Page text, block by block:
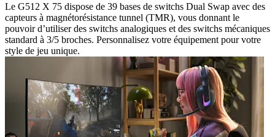
Le G512 X 75 dispose de 39 bases de switchs Dual Swap avec des
capteurs à magnétorésistance tunnel (TMR), vous donnant le
pouvoir d’utiliser des switchs analogiques et des switchs mécaniques
standard à 3/5 broches. Personnalisez votre équipement pour votre
style de jeu unique.